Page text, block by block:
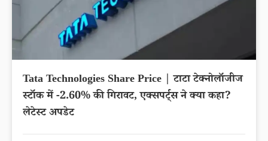
Tata Technologies Share Price | टाटा टेक्नोलॉजीज
स्टॉक में -2.60% की गिरावट, एक्सपर्ट्स ने क्या कहा?
लेटेस्ट अपडेट